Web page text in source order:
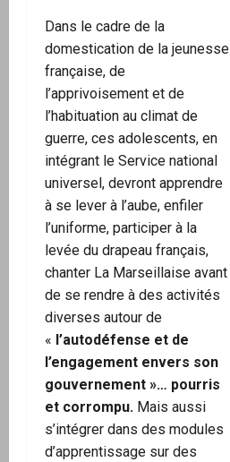
Dans le cadre de la
domestication de la jeunesse
française, de
l’apprivoisement et de
l’habituation au climat de
guerre, ces adolescents, en
intégrant le Service national
universel, devront apprendre
à se lever à l’aube, enfiler
l’uniforme, participer à la
levée du drapeau français,
chanter La Marseillaise avant
de se rendre à des activités
diverses autour de
« l’autodéfense et de
l’engagement envers son
gouvernement »… pourris
et corrompu. Mais aussi
s’intégrer dans des modules
d’apprentissage sur des